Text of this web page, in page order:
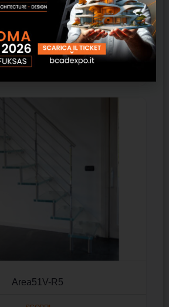
Area51L-R1Inox
Area51V-R5